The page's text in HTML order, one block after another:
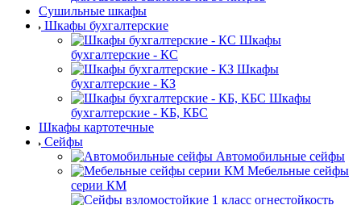
Сушильные шкафы
Шкафы бухгалтерские
Шкафы
бухгалтерские - КС
Шкафы
бухгалтерские - КЗ
Шкафы
бухгалтерские - КБ, КБС
Шкафы картотечные
Сейфы
Автомобильные сейфы
Мебельные сейфы
серии КМ